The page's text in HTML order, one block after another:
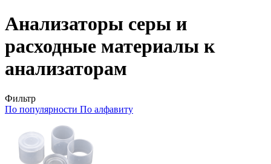
Анализаторы серы и
расходные материалы к
анализаторам
Фильтр
По популярности По алфавиту